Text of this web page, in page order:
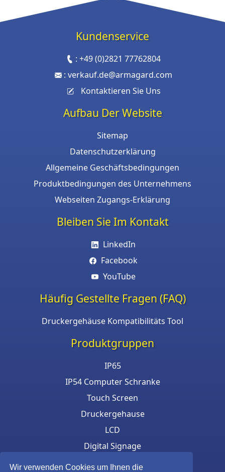
Wir verwenden Cookies um Ihnen die
Kundenservice
: +49 (0)2821 77762804
:verkauf.de@armagard.com
Kontaktieren Sie Uns
Aufbau Der Website
Sitemap
Datenschutzerklärung
Allgemeine Geschäftsbedingungen
Produktbedingungen des Unternehmens
Webseiten Zugangs-Erklärung
Bleiben Sie Im Kontakt
LinkedIn
Facebook
YouTube
Häufig Gestellte Fragen (FAQ)
Druckergehäuse Kompatibilitäts Tool
Produktgruppen
IP65
IP54 Computer Schranke
Touch Screen
Druckergehause
LCD
Digital Signage
Eigensichere Gehäuse